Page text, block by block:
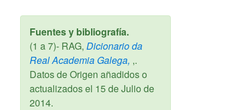
Fuentes y bibliografía.
(1 a 7)- RAG, Dicionario da
Real Academia Galega, ,.
Datos de Origen añadidos o
actualizados el 15 de Julio de
2014.